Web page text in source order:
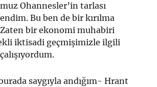
Ohannesler’in tarlası
Bu ben de bir kırılma
bir ekonomi muhabiri
iktisadi geçmişimizle ilgili
saygıyla andığım- Hrant